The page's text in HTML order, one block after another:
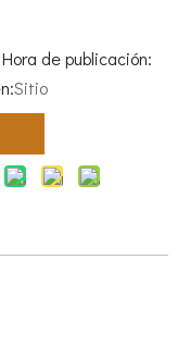
de publicación:
Sitio